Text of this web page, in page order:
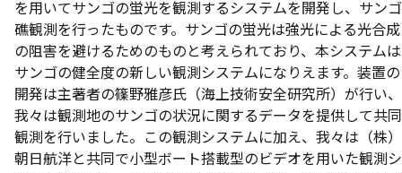
を用いてサンゴの蛍光を観測するシステムを開発し、サンゴ
礁観測を行ったものです。サンゴの蛍光は強光による光合成
の阻害を避けるためのものと考えられており、本システムは
サンゴの健全度の新しい観測システムになりえます。装置の
開発は主著者の篠野雅彦氏（海上技術安全研究所）が行い、
我々は観測地のサンゴの状況に関するデータを提供して共同
観測を行いました。この観測システムに加え、我々は（株）
朝日航洋と共同で小型ボート搭載型のビデオを用いた観測シ